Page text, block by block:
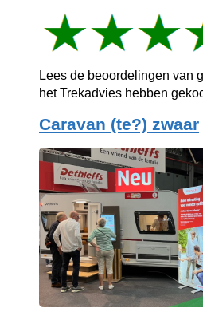
Lees de beoordelingen van
het Trekadvies hebben
Caravan (te?) zwaar